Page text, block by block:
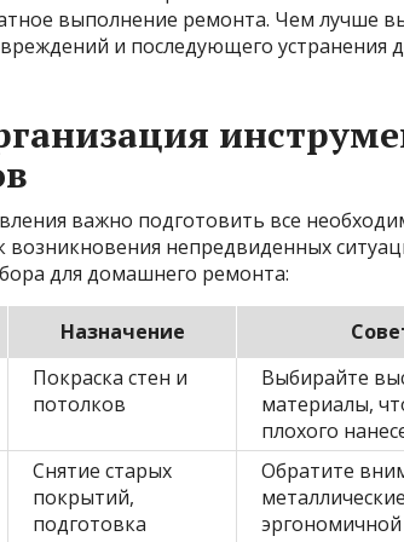
выполнение ремонта. Чем лучше
и последующего устранения
важно подготовить все
возникновения непредвиденных
для домашнего ремонта:
Назначение
Покраска стен и
потолков
Выбирайте
материалы,
плохого
Снятие старых
покрытий,
подготовка
Обратите